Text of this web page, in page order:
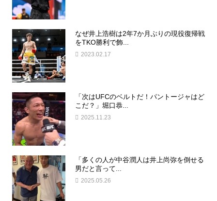
なぜ井上浩樹は2年7か月ぶりの現役復帰戦
をTKO勝利で飾...
2023.02.17
「次はUFCのベルトだ！パントージャはど
こだ？」堀口恭...
2025.11.23
「多くの人が中谷潤人は井上尚弥を倒せる
男だと言って...
2025.05.26